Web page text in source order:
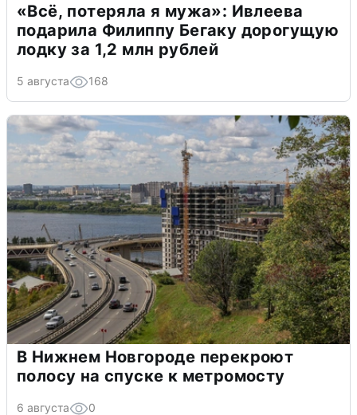
«Всё, потеряла я мужа»: Ивлеева
подарила Филиппу Бегаку дорогущую
лодку за 1,2 млн рублей
5 августа 168
В Нижнем Новгороде перекроют
полосу на спуске к метромосту
6 августа 0